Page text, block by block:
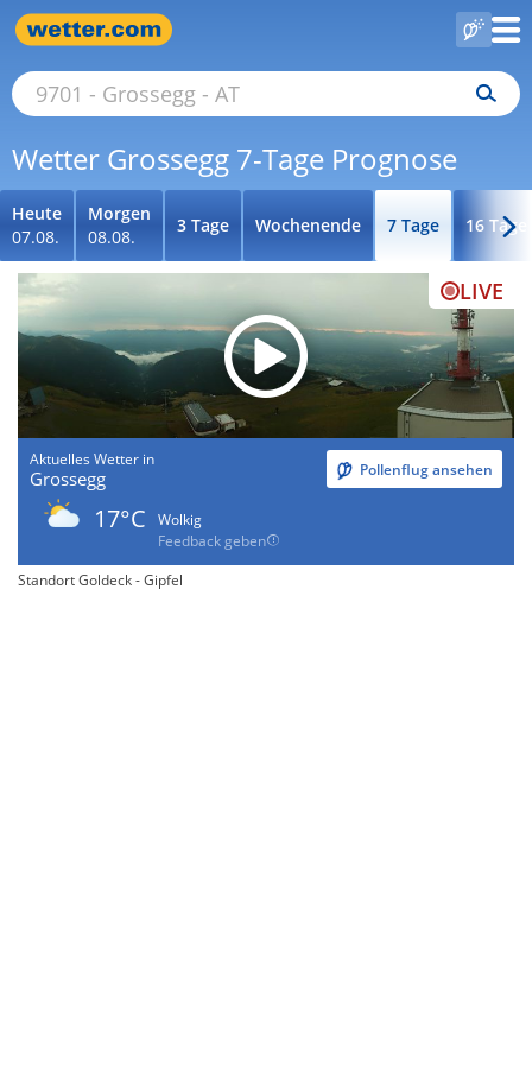
Wetter Grossegg 7-Tage Prognose
Heute
07.08.
Morgen
08.08.
3 Tage Wochenende 7 Tage 16 Tage
LIVE
Aktuelles Wetter in
Grossegg Pollenflug ansehen
17°C
Wolkig
Feedback geben
Standort Goldeck - Gipfel